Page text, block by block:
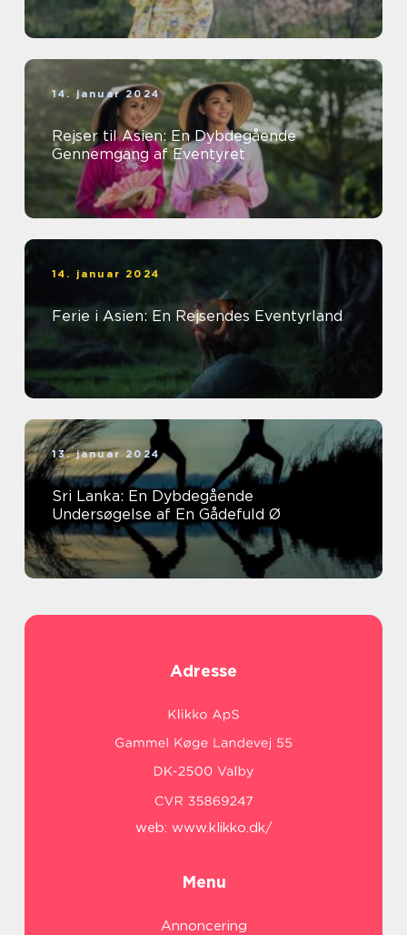
14. januar 2024
Rejser til Asien: En Dybdegående
Gennemgang af Eventyret
14. januar 2024
Ferie i Asien: En Rejsendes Eventyrland
13. januar 2024
Sri Lanka: En Dybdegående
Undersøgelse af En Gådefuld Ø
Adresse
web: www.klikko.dk/
Menu
Annoncering